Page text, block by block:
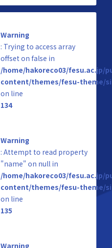
Warning
: Trying to access array
offset on false in
/home/hakoreco03/fesu.ac.jp/
content/themes/fesu-theme/
on line
134
Warning
: Attempt to read property
"name" on null in
/home/hakoreco03/fesu.ac.jp/
content/themes/fesu-theme/
on line
135
Warning